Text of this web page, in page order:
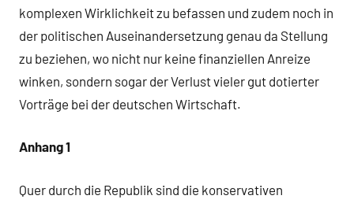
komplexen Wirklichkeit zu befassen und zudem noch in
der politischen Auseinandersetzung genau da Stellung
zu beziehen, wo nicht nur keine finanziellen Anreize
winken, sondern sogar der Verlust vieler gut dotierter
Vorträge bei der deutschen Wirtschaft.
Anhang 1
Quer durch die Republik sind die konservativen